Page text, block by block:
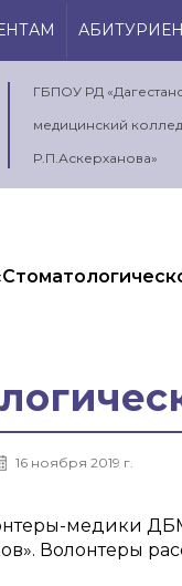
ГБПОУ РД
медицинский
Р.П.Аскерханова»
16 ноября 2019 г.
медики
Волонтеры